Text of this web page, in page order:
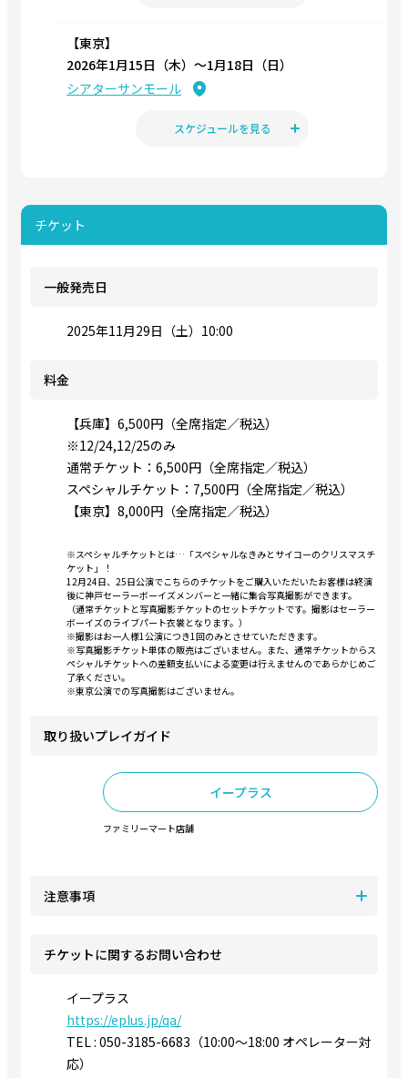
ス』『ぜんまい仕掛けのココロ』 上演決定！
【東京】
2026年1月15日（木）〜1月18日（日）
シアターサンモール
スケジュールを見る
チケット
一般発売日
2025年11月29日（土）10:00
料金
【兵庫】6,500円（全席指定／税込）
※12/24,12/25のみ
通常チケット：6,500円（全席指定／税込）
スペシャルチケット：7,500円（全席指定／税込）
【東京】8,000円（全席指定／税込）
※スペシャルチケットとは…「スペシャルなきみとサイコーのクリスマスチ
ケット」！
12月24日、25日公演でこちらのチケットをご購入いただいたお客様は終演
後に神戸セーラーボーイズメンバーと一緒に集合写真撮影ができます。
（通常チケットと写真撮影チケットのセットチケットです。撮影はセーラー
ボーイズのライブパート衣裳となります。）
※撮影はお一人様1公演につき1回のみとさせていただきます。
※写真撮影チケット単体の販売はございません。また、通常チケットからス
ペシャルチケットへの差額支払いによる変更は行えませんのであらかじめご
了承ください。
※東京公演での写真撮影はございません。
取り扱いプレイガイド
イープラス
ファミリーマート店舗
注意事項
チケットに関するお問い合わせ
イープラス
https://eplus.jp/qa/
TEL : 050-3185-6683（10:00～18:00 オペレーター対
応）